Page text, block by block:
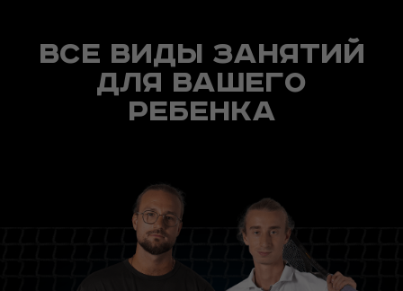
Все виды занятий
для вашего
ребенка